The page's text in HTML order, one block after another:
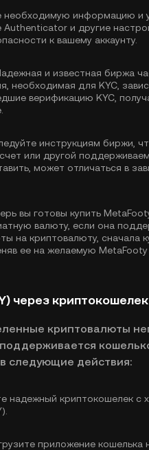
необходимую информацию и
Authenticator и другие
к вашему аккаунту.
и известная биржа
необходимая для KYC,
верификацию KYC,
инструкциям биржи,
или другой
может отличаться в
вы готовы купить
валюту, если она
на криптовалюту, сначала
ее на желаемую MetaFooty
через криптокошелек
криптовалюты
следующие действия:
надежный криптокошелек с
приложение кошелька